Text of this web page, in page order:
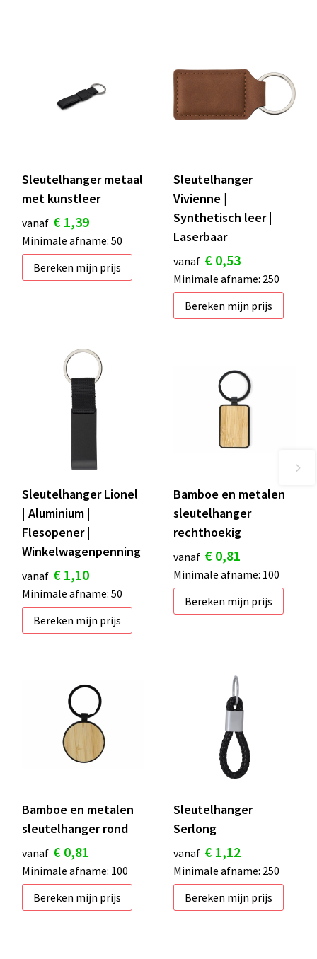
Sleutelhanger metaal
met kunstleer
vanaf € 1,39
Minimale afname: 50
Bereken mijn prijs
Sleutelhanger
Vivienne |
Synthetisch leer |
Laserbaar
vanaf € 0,53
Minimale afname: 250
Bereken mijn prijs
Sleutelhanger Lionel
| Aluminium |
Flesopener |
Winkelwagenpenning
vanaf € 1,10
Minimale afname: 50
Bereken mijn prijs
Bamboe en metalen
sleutelhanger
rechthoekig
vanaf € 0,81
Minimale afname: 100
Bereken mijn prijs
Bamboe en metalen
sleutelhanger rond
vanaf € 0,81
Minimale afname: 100
Bereken mijn prijs
Sleutelhanger
Serlong
vanaf € 1,12
Minimale afname: 250
Bereken mijn prijs